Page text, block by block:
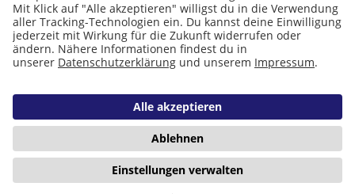
IMPRESSUM
COOKIES
Copyright © 2026 Leseliebe